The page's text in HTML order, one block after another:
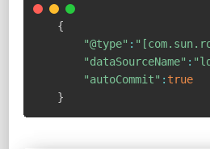
{
"@type" :
"dataSourceName" :
"autoCommit" : true
}